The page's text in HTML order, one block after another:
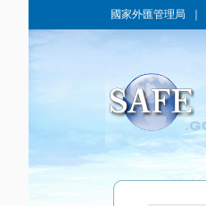
國家外匯管理局